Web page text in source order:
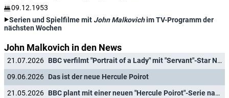
09.12.1953
Serien und Spielfilme mit John Malkovichim TV-Programm der
nächsten Wochen
John Malkovich in den News
21.07.2026
BBC verfilmt "Portrait of a Lady" mit "Servant"-Star Nell Tiger Free, Gemma Arterton und Bill Nighy neu
09.06.2026 Das ist der neue Hercule Poirot
21.05.2026
BBC plant mit einer neuen "Hercule Poirot"-Serie nach Agatha Christies Romanhelden